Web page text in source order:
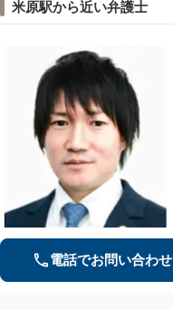
米原駅から近い弁護士
電話でお問い合わせ